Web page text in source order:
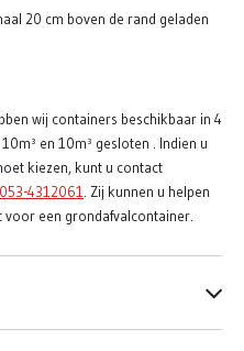
20 cm boven de rand geladen
wij containers beschikbaar in 4
en 10m³ gesloten . Indien u
kiezen, kunt u contact
053-4312061
. Zij kunnen u helpen
een grondafvalcontainer.